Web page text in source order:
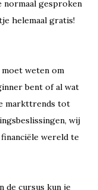
normaal gesproken
helemaal gratis!
weten om
bent of al wat
markttrends tot
wij
wereld te
de cursus kun je